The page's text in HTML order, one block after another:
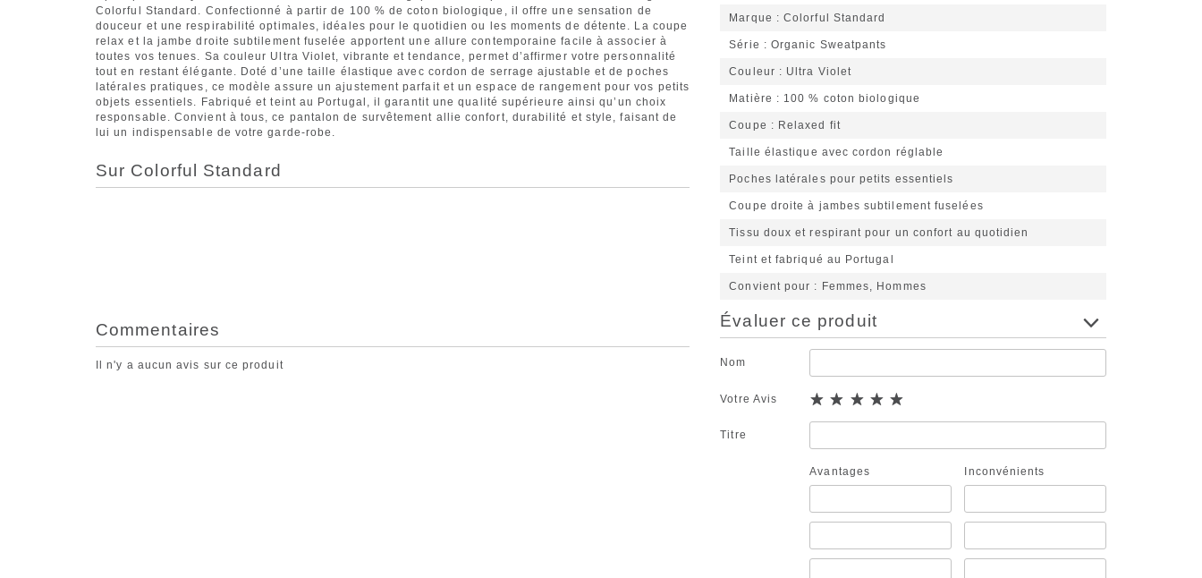
Colorful Standard. Confectionné à partir de 100 % de coton biologique, il offre une sensation de
douceur et une respirabilité optimales, idéales pour le quotidien ou les moments de détente. La coupe
relax et la jambe droite subtilement fuselée apportent une allure contemporaine facile à associer à
toutes vos tenues. Sa couleur Ultra Violet, vibrante et tendance, permet d’affirmer votre personnalité
tout en restant élégante. Doté d’une taille élastique avec cordon de serrage ajustable et de poches
latérales pratiques, ce modèle assure un ajustement parfait et un espace de rangement pour vos petits
objets essentiels. Fabriqué et teint au Portugal, il garantit une qualité supérieure ainsi qu’un choix
responsable. Convient à tous, ce pantalon de survêtement allie confort, durabilité et style, faisant de
lui un indispensable de votre garde-robe.
Sur Colorful Standard
Marque Colorful Standard
Série Organic Sweatpants
Couleur Ultra Violet
Matière 100 % coton biologique
Coupe Relaxed fit
Taille élastique avec cordon réglable
Poches latérales pour petits essentiels
Coupe droite à jambes subtilement fuselées
Tissu doux et respirant pour un confort au quotidien
Teint et fabriqué au Portugal
Convient pour Femmes, Hommes
Commentaires
Il n'y a aucun avis sur ce produit
Évaluer ce produit
Nom
Votre Avis
Titre
Avantages Inconvénients